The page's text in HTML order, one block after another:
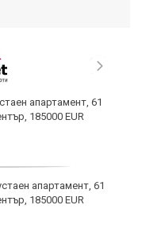
апартамент, 61
185000 EUR
апартамент, 61
185000 EUR